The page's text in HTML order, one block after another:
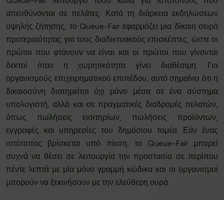
απευθύνονται σε πελάτες. Κατά τη διάρκεια εκδηλώσεων
υψηλής ζήτησης, το Queue-Fair εφαρμόζει μια δίκαιη σειρά
προτεραιότητας για τους διαδικτυακούς επισκέπτες, ώστε οι
πρώτοι που φτάνουν να είναι και οι πρώτοι που γίνονται
δεκτοί όταν η χωρητικότητα γίνει διαθέσιμη. Για
οργανισμούς επιχειρηματικού επιπέδου, αυτό σημαίνει ότι η
δικαιοσύνη διατηρείται όχι μόνο μέσα σε ένα σύστημα
υπολογιστή, αλλά και σε πραγματικές διαδρομές πελατών,
όπως πωλήσεις εισιτηρίων, πωλήσεις προϊόντων,
εγγραφές και υπηρεσίες του δημόσιου τομέα. Εάν ένας
ιστότοπος βρίσκεται υπό πίεση, το Queue-Fair μπορεί
συχνά να θέσει σε λειτουργία την προστασία σε περίπου
πέντε λεπτά με μία μόνο γραμμή κώδικα και οι οργανισμοί
μπορούν να ξεκινήσουν με την ελεύθερη ουρά.